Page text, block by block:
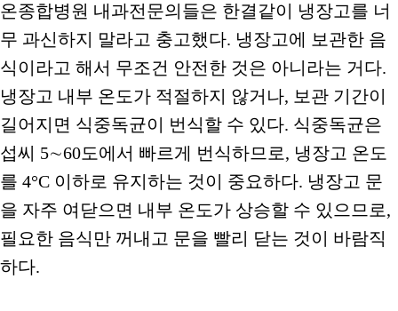
온종합병원 내과전문의들은 한결같이 냉장고를 너
무 과신하지 말라고 충고했다. 냉장고에 보관한 음
식이라고 해서 무조건 안전한 것은 아니라는 거다.
냉장고 내부 온도가 적절하지 않거나, 보관 기간이
길어지면 식중독균이 번식할 수 있다. 식중독균은
섭씨 5∼60도에서 빠르게 번식하므로, 냉장고 온도
를 4°C 이하로 유지하는 것이 중요하다. 냉장고 문
을 자주 여닫으면 내부 온도가 상승할 수 있으므로,
필요한 음식만 꺼내고 문을 빨리 닫는 것이 바람직
하다.